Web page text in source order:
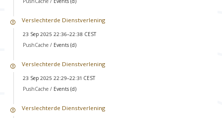
Verslechterde Dienstverlening
23 Sep 2025 22:36–22:38 CEST
PushCache / Events (d)
Verslechterde Dienstverlening
23 Sep 2025 22:29–22:31 CEST
PushCache / Events (d)
Verslechterde Dienstverlening